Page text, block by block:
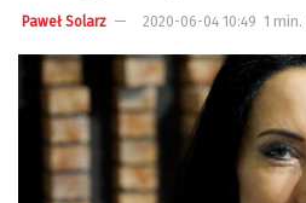
Paweł Solarz 2020-06-04 10:49 1